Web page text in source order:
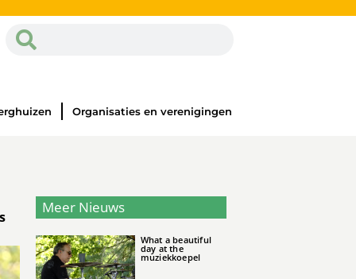
Organisaties en verenigingen
Meer Nieuws
What a beautiful
day at the
muziekkoepel